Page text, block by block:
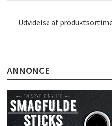
Next
Udvidelse af
ANNONCE